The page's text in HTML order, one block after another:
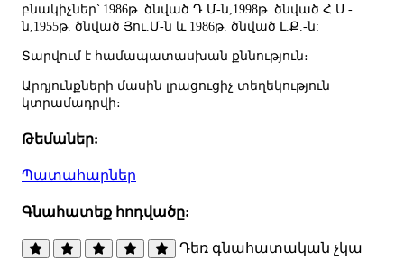
բնակիչներ՝ 1986թ. ծնված Դ.Մ-ն,1998թ. ծնված Հ.Ս.-
ն,1955թ. ծնված Յու.Մ-ն և 1986թ. ծնված Լ.Ք.-ն:
Տարվում է համապատասխան քննություն։
Արդյունքների մասին լրացուցիչ տեղեկություն
կտրամադրվի։
Թեմաներ:
Պատահարներ
Գնահատեք հոդվածը:
Դեռ գնահատական չկա